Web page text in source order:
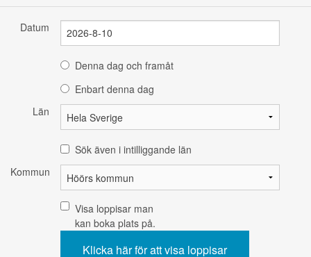
Datum
Denna dag och framåt
Enbart denna dag
Län
Sök även i intilliggande län
Kommun
Visa loppisar man
kan boka plats på.